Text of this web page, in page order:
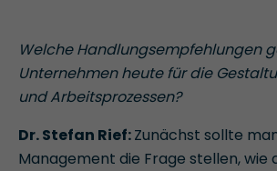
Welche Handlungsempfehlungen
Unternehmen heute für die
und Arbeitsprozessen?
Dr. Stefan Rief:Zunächst sollte
Management die Frage stellen, wie